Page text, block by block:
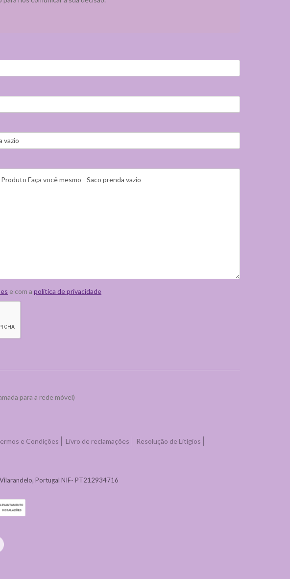
e com a política de privacidade
para a rede móvel)
e Condições Livro de reclamações
Resolução de Litígios
Portugal NIF- PT212934716